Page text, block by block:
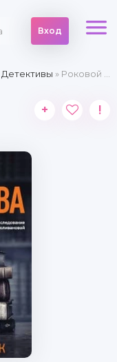
Вход
Детективы » Роковой подарок
+ !